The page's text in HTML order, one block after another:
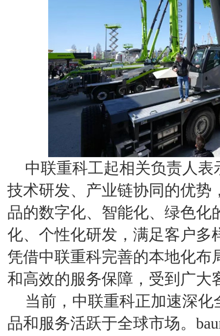
中联重科工起相关负责人
技术研发、产业链协同的优势
品的数字化、智能化、绿色化
化、个性化研发，满足客户多
凭借中联重科完善的本地化布
和高效的服务保障，受到广大
当前，中联重科正加速深
品和服务活跃于全球市场。